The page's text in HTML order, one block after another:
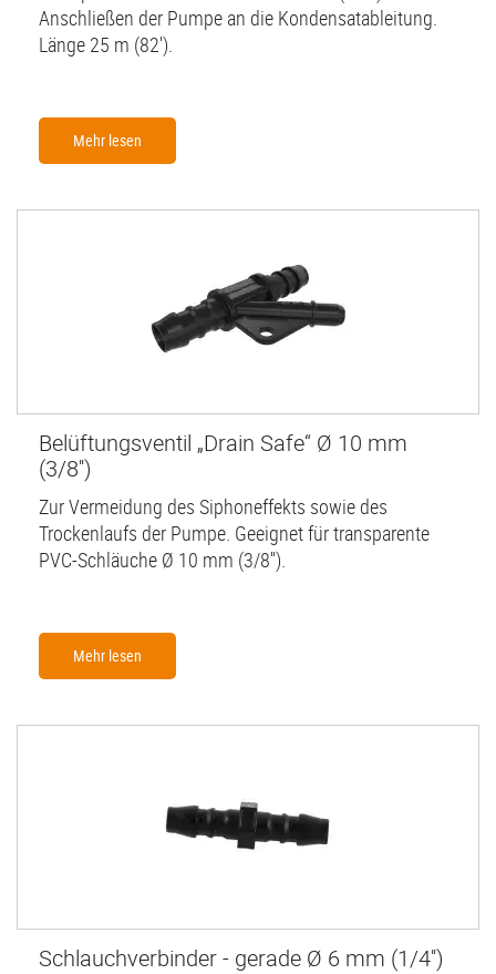
Anschließen der Pumpe an die Kondensatableitung.
Länge 25 m (82').
Mehr lesen
Belüftungsventil „Drain Safe“ Ø 10 mm
(3/8'')
Zur Vermeidung des Siphoneffekts sowie des
Trockenlaufs der Pumpe. Geeignet für transparente
PVC-Schläuche Ø 10 mm (3/8'').
Mehr lesen
Schlauchverbinder - gerade Ø 6 mm (1/4'')